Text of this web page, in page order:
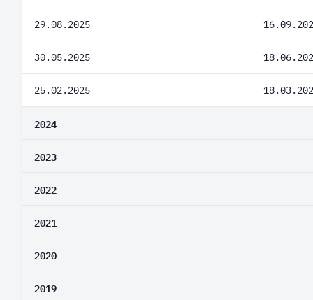
29.08.2025
30.05.2025
25.02.2025
2024
2023
2022
2021
2020
2019